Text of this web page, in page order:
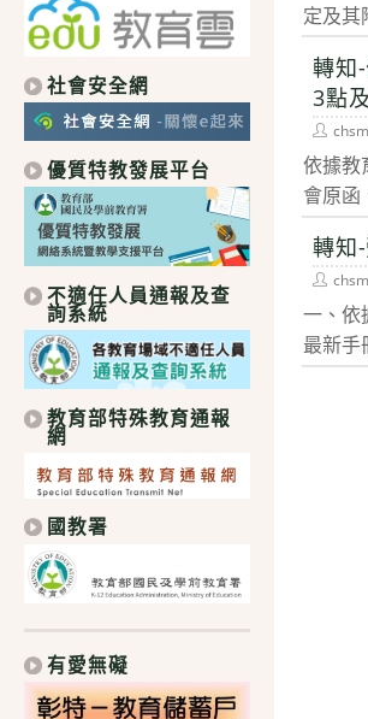
定及其
轉知
3點
Post
依據教
會原函
轉知
Post
一、依
最新手
社會安全網
優質特教發展平台
不適任人員通報及查
詢系統
教育部特殊教育通報
網
國教署
有愛無礙